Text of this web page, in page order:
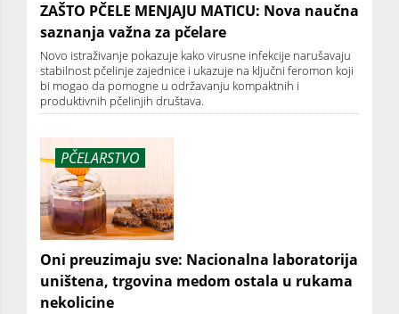
ZAŠTO PČELE MENJAJU MATICU: Nova naučna
saznanja važna za pčelare
Novo istraživanje pokazuje kako virusne infekcije narušavaju
stabilnost pčelinje zajednice i ukazuje na ključni feromon koji
bi mogao da pomogne u održavanju kompaktnih i
produktivnih pčelinjih društava.
PČELARSTVO
Oni preuzimaju sve: Nacionalna laboratorija
uništena, trgovina medom ostala u rukama
nekolicine